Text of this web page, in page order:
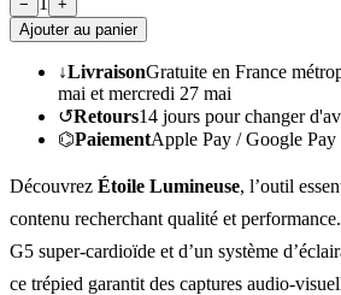
−
+
Ajouter au panier
↓LivraisonGratuite en France
mai et mercredi 27 mai
↺Retours14 jours pour changer
⌬PaiementApple Pay / Google Pay
Découvrez Étoile Lumineuse, l’outil
contenu recherchant qualité et
G5 super-cardioïde et d’un système
ce trépied garantit des captures audio-